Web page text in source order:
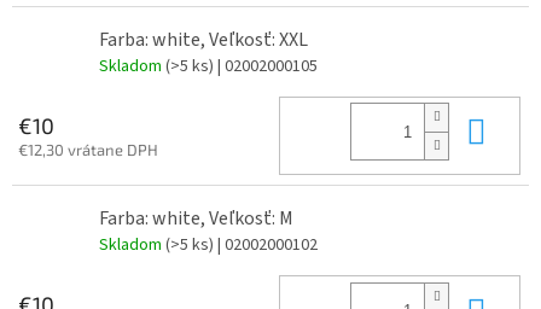
Farba: white, Veľkosť: XXL
Skladom (>5 ks) | 02002000105
€10
€12,30 vrátane DPH
Farba: white, Veľkosť: M
Skladom (>5 ks) | 02002000102